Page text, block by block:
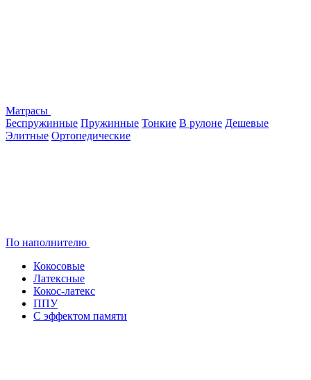
Матрасы
Беспружинные Пружинные Тонкие В рулоне Дешевые
Элитные Ортопедические
По наполнителю
Кокосовые
Латексные
Кокос-латекс
ППУ
С эффектом памяти